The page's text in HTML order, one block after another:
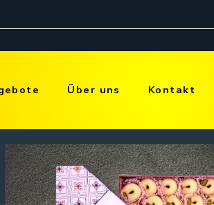
Über uns Kontakt